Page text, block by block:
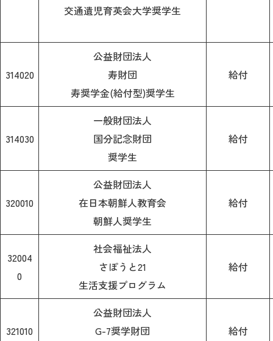
交通遺児育英会大学奨学生
314020
公益財団法人
寿財団
寿奨学金(給付型)奨学生
給付
314030
一般財団法人
国分記念財団
奨学生
給付
320010
公益財団法人
在日本朝鮮人教育会
朝鮮人奨学生
給付
32004
0
社会福祉法人
さぽうと21
生活支援プログラム
給付
321010
公益財団法人
G-7奨学財団
給付